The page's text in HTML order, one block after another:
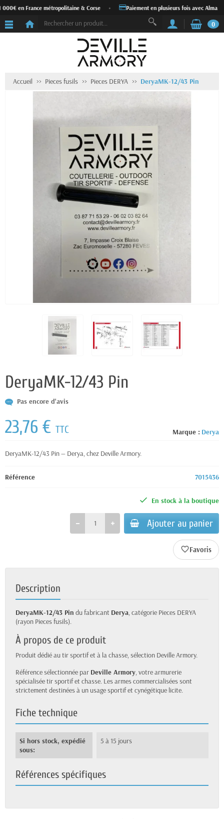
en France métropolitaine & Corse Paiement en plusieurs fois avec Alma
0
Accueil Pieces fusils Pieces DERYA DeryaMK-12/43 Pin
DeryaMK-12/43 Pin
Pas encore d'avis
Marque : Derya
23,76 € TTC
DeryaMK-12/43 Pin — Derya, chez Deville Armory.
Référence 7015436
En stock à la boutique
Ajouter au panier
favorite_border
Description
DeryaMK-12/43 Pin du fabricant Derya, catégorie Pieces DERYA
(rayon Pieces fusils).
À propos de ce produit
Produit dédié au tir sportif et à la chasse, sélection Deville Armory.
Référence sélectionnée par Deville Armory, votre armurerie
spécialisée tir sportif et chasse. Les armes commercialisées sont
strictement destinées à un usage sportif et cynégétique licite.
Fiche technique
Si hors stock, expédié
sous:
5 à 15 jours
Références spécifiques